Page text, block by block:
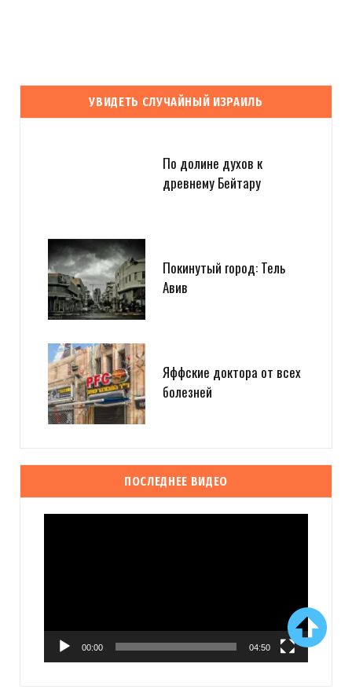
УВИДЕТЬ СЛУЧАЙНЫЙ ИЗРАИЛЬ
По долине духов к
древнему Бейтару
Покинутый город: Тель
Авив
Яффские доктора от всех
болезней
ПОСЛЕДНЕЕ ВИДЕО
00:00 04:50